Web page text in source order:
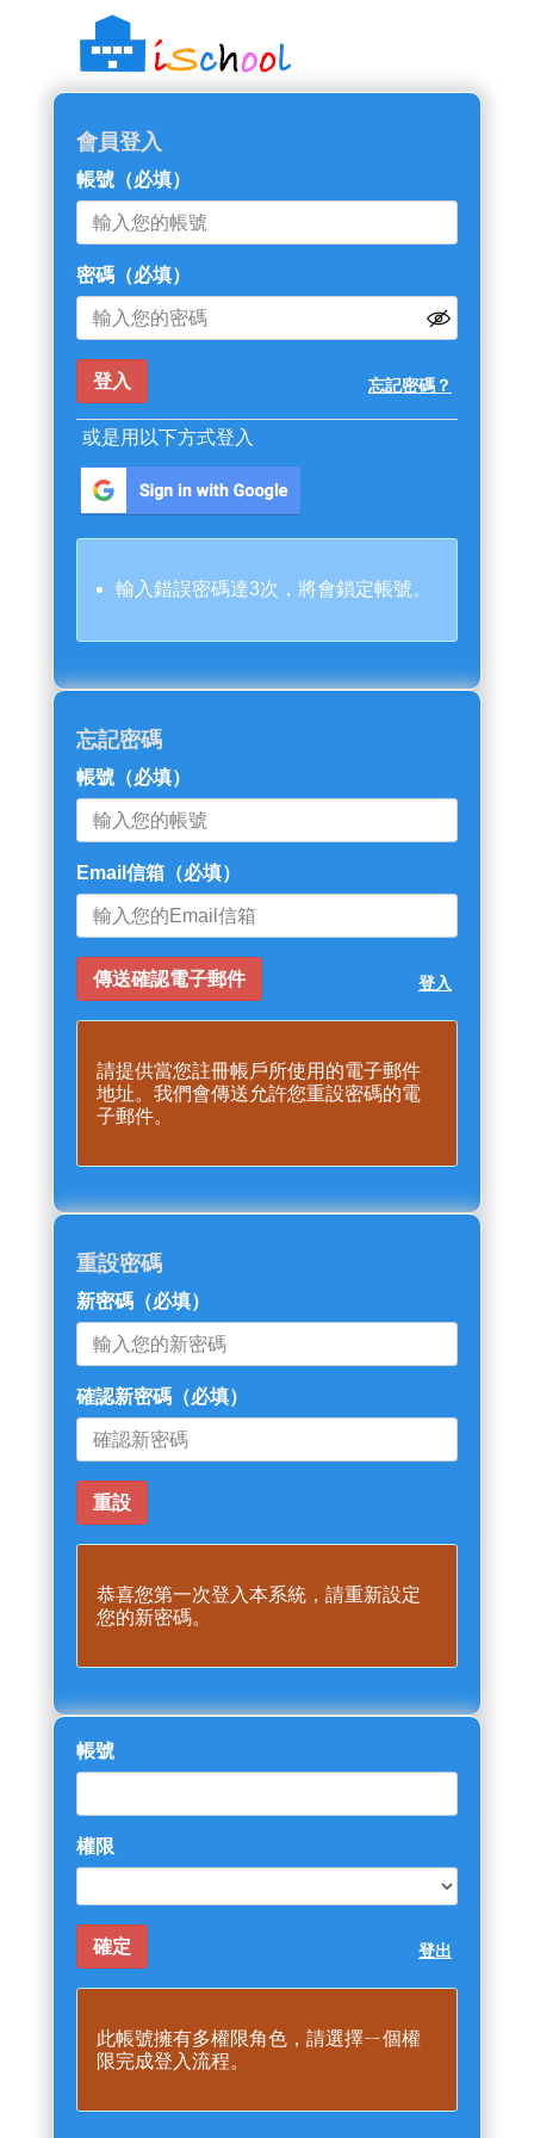
::: 跳過主導覽區塊
會員登入
帳號 （必填）
密碼 （必填）
忘記密碼？
或是用以下方式登入
輸入錯誤密碼達3次，將會鎖定帳號。
忘記密碼
帳號 （必填）
Email信箱 （必填）
登入
請提供當您註冊帳戶所使用的電子郵件
地址。我們會傳送允許您重設密碼的電
子郵件。
重設密碼
新密碼 （必填）
確認新密碼 （必填）
恭喜您第一次登入本系統，請重新設定
您的新密碼。
帳號
權限
登出
此帳號擁有多權限角色，請選擇ㄧ個權
限完成登入流程。